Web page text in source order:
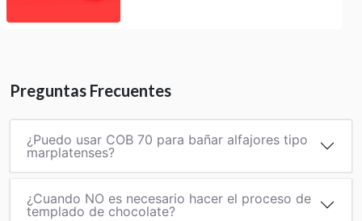
Preguntas Frecuentes
¿Puedo usar COB 70 para bañar alfajores tipo
marplatenses?
¿Cuando NO es necesario hacer el proceso de
templado de chocolate?